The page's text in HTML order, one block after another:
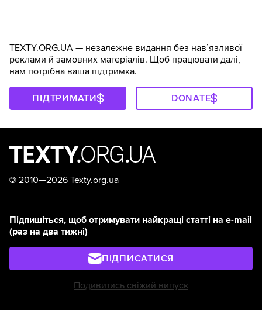
TEXTY.ORG.UA — незалежне видання без навʼязливої
реклами й замовних матеріалів. Щоб працювати далі,
нам потрібна ваша підтримка.
ПІДТРИМАТИ DONATE
© 2010—2026 Texty.org.ua
Підпишіться, щоб отримувати найкращі статті на e-mail
(раз на два тижні)
ПІДПИСАТИСЯ
Подивитись свіжий випуск